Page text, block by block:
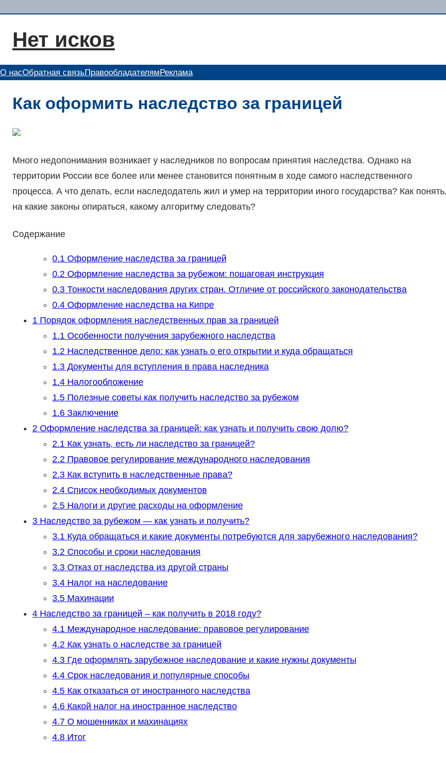
содержимому
Нет исков
О насОбратная связьПравообладателям Реклама
Как оформить наследство за границей
Много недопонимания возникает у наследников по вопросам принятия наследства. Однако на
территории России все более или менее становится понятным в ходе самого наследственного
процесса. А что делать, если наследодатель жил и умер на территории иного государства? Как
на какие законы опираться, какому алгоритму следовать?
Содержание
0.1Оформление наследства за границей
0.2Оформление наследства за рубежом: пошаговая инструкция
0.3Тонкости наследования других стран. Отличие от российского законодательства
0.4Оформление наследства на Кипре
1Порядок оформления наследственных прав за границей
1.1Особенности получения зарубежного наследства
1.2Наследственное дело: как узнать о его открытии и куда обращаться
1.3Документы для вступления в права наследника
1.4Налогообложение
1.5Полезные советы как получить наследство за рубежом
1.6Заключение
2Оформление наследства за границей: как узнать и получить свою долю?
2.1Как узнать, есть ли наследство за границей?
2.2Правовое регулирование международного наследования
2.3Как вступить в наследственные права?
2.4Список необходимых документов
2.5Налоги и другие расходы на оформление
3Наследство за рубежом — как узнать и получить?
3.1Куда обращаться и какие документы потребуются для зарубежного наследования?
3.2Способы и сроки наследования
3.3Отказ от наследства из другой страны
3.4Налог на наследование
3.5Махинации
4Наследство за границей – как получить в 2018 году?
4.1Международное наследование: правовое регулирование
4.2Как узнать о наследстве за границей
4.3Где оформлять зарубежное наследование и какие нужны документы
4.4Срок наследования и популярные способы
4.5Как отказаться от иностранного наследства
4.6Какой налог на иностранное наследство
4.7О мошенниках и махинациях
4.8Итог